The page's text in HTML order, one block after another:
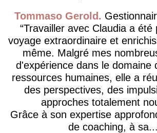
Tommaso Gerold
Travailler avec Claudia a été
voyage extraordinaire et
même. Malgré mes
d'expérience dans le domaine
ressources humaines, elle a
des perspectives, des
approches totalement
Grâce à son expertise
de coaching, à sa...